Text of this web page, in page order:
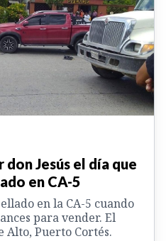
Jesús el día que
en CA-5
en la CA-5 cuando
para vender. El
Alto, Puerto Cortés.